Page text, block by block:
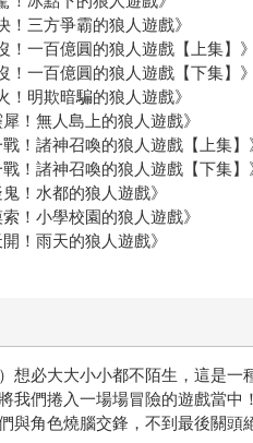
！三方爭霸的狼人遊戲》
！一百億圓的狼人遊戲【上集】》
！一百億圓的狼人遊戲【下集】》
！明欺暗騙的狼人遊戲》
！無人島上的狼人遊戲》
！諸神召喚的狼人遊戲【上集】
！諸神召喚的狼人遊戲【下集】
！水都的狼人遊戲》
！小學校園的狼人遊戲》
！雨天的狼人遊戲》
想必大大小小都不陌生，這是
我們捲入一場場冒險的遊戲當
與角色燒腦交鋒，不到最後關